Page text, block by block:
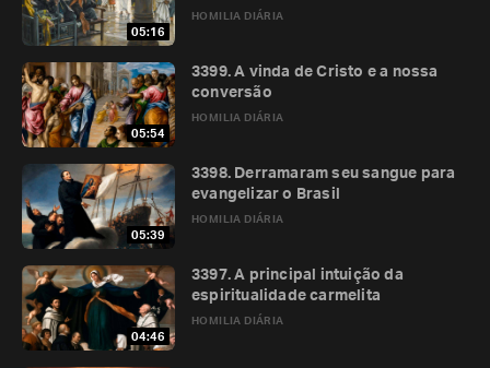
05:16
HOMILIA DIÁRIA
05:54
HOMILIA DIÁRIA
3399. A vinda de Cristo e a nossa
conversão
05:39
HOMILIA DIÁRIA
3398. Derramaram seu sangue para
evangelizar o Brasil
04:46
HOMILIA DIÁRIA
3397. A principal intuição da
espiritualidade carmelita